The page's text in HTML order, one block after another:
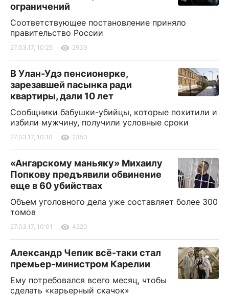
ограничений
Соответствующее постановление приняло
правительство России
27.03.17, 10:25 2939
В Улан-Удэ пенсионерке,
зарезавшей пасынка ради
квартиры, дали 10 лет
Сообщники бабушки-убийцы, которые похитили и
избили мужчину, получили условные сроки
27.03.17, 10:10 2350
«Ангарскому маньяку» Михаилу
Попкову предъявили обвинение
еще в 60 убийствах
Объем уголовного дела уже составляет более 300
томов
27.03.17, 10:01 4220
Александр Чепик всё-таки стал
премьер-министром Карелии
Ему потребовался всего месяц, чтобы
сделать «карьерный скачок»